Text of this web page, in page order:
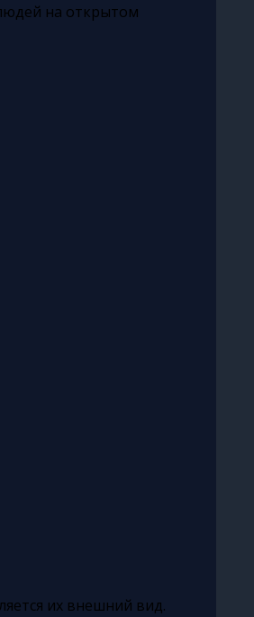
на открытом
их внешний вид.